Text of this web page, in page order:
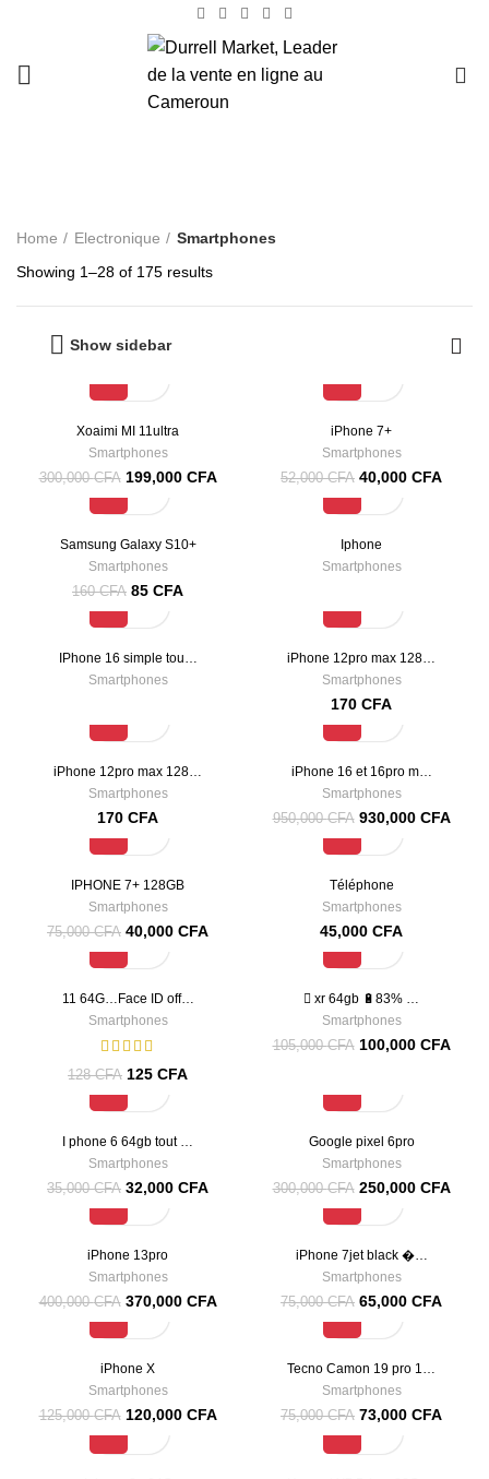
Home Electronique
Smartphones
Showing 1–28 of 175 results
Show sidebar
Xoaimi MI 11ultra
Smartphones
300,000CFA 199,000 CFA
iPhone 7+
Smartphones
52,000CFA 40,000 CFA
Samsung Galaxy S10+
Smartphones
160CFA 85 CFA
Iphone
Smartphones
IPhone 16 simple tou…
Smartphones
iPhone 12pro max 128…
Smartphones
170 CFA
iPhone 12pro max 128…
Smartphones
170 CFA
iPhone 16 et 16pro m…
Smartphones
950,000CFA 930,000 CFA
IPHONE 7+ 128GB
Smartphones
75,000CFA 40,000 CFA
Téléphone
Smartphones
45,000 CFA
11 64G…Face ID off…
Smartphones
128CFA 125 CFA
 xr 64gb 🔋83% …
Smartphones
105,000CFA 100,000 CFA
I phone 6 64gb tout …
Smartphones
35,000CFA 32,000 CFA
Google pixel 6pro
Smartphones
300,000CFA 250,000 CFA
iPhone 13pro
Smartphones
400,000CFA 370,000 CFA
iPhone 7jet black �…
Smartphones
75,000CFA 65,000 CFA
iPhone X
Smartphones
125,000CFA 120,000 CFA
Tecno Camon 19 pro 1…
Smartphones
75,000CFA 73,000 CFA